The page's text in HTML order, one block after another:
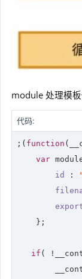
module 处理模
代码:
;( function (
var
id
:
    };
if (